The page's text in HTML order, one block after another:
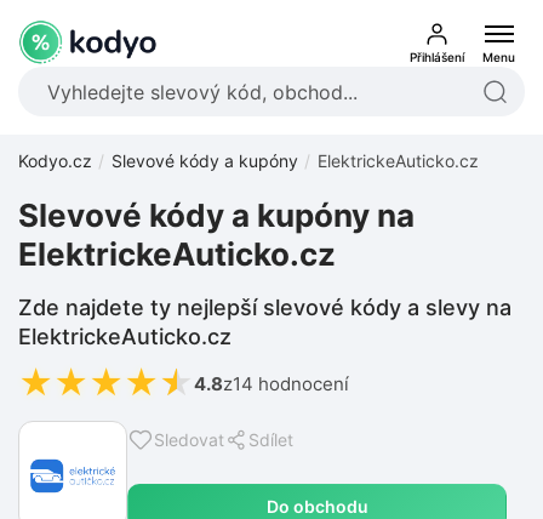
Přihlášení Menu
Kodyo.cz Slevové kódy a kupóny ElektrickeAuticko.cz
Sledovat Sdílet
Do obchodu
Slevové kódy a kupóny na
ElektrickeAuticko.cz
Zde najdete ty nejlepší slevové kódy a slevy na
ElektrickeAuticko.cz
★★★★★ 4.8z14 hodnocení